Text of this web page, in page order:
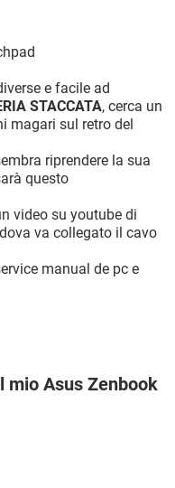
e facile ad
STACCATA, cerca un
magari sul retro del
riprendere la sua
questo
video su youtube di
va collegato il cavo
manual de pc e
mio Asus Zenbook